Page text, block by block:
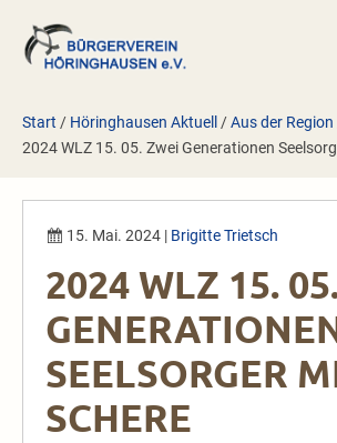
Inhalt
springen
Start / Höringhausen Aktuell /Aus der Region
2024 WLZ 15. 05. Zwei Generationen
15. Mai. 2024 | Brigitte Trietsch
2024 WLZ 15.
SEELSORGER
SCHERE